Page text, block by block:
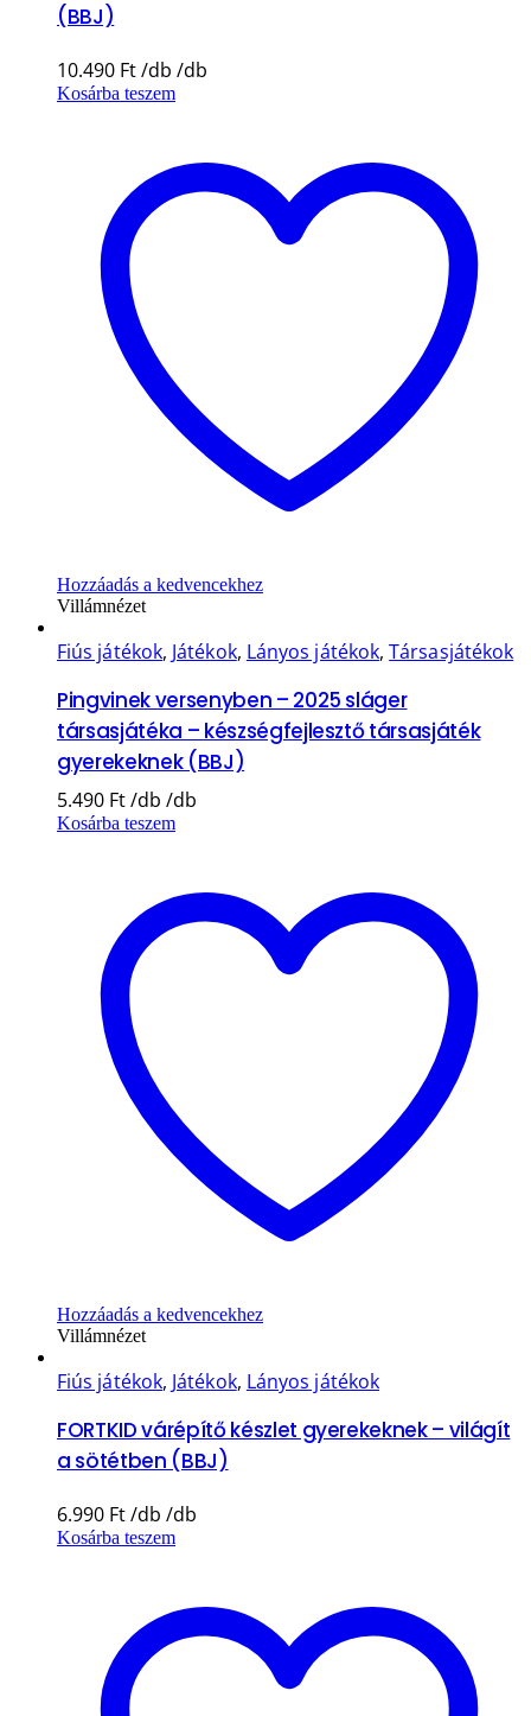
(BBJ)
10.490 Ft
Kosárba teszem
Hozzáadás a kedvencekhez
Villámnézet
Fiús játékok, Játékok, Lányos játékok,Társasjátékok
Pingvinek versenyben – 2025 sláger
társasjátéka – készségfejlesztő társasjáték
gyerekeknek (BBJ)
5.490 Ft
Kosárba teszem
Hozzáadás a kedvencekhez
Villámnézet
Fiús játékok, Játékok, Lányos játékok
FORTKID várépítő készlet gyerekeknek – világít
a sötétben (BBJ)
6.990 Ft
Kosárba teszem